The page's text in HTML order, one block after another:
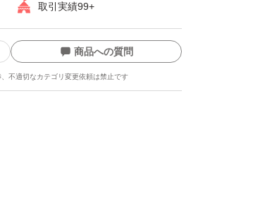
取引実績99+
商品への質問
不適切なカテゴリ変更依頼は禁止です